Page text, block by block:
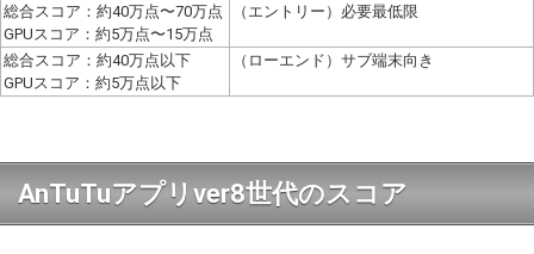
総合スコア：約40万点〜70万点
GPUスコア：約5万点〜15万点
（エントリー）必要最低限
総合スコア：約40万点以下
GPUスコア：約5万点以下
（ローエンド）サブ端末向き
AnTuTuアプリver8世代のスコア